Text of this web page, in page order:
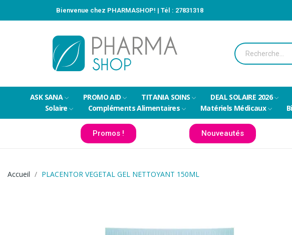
Bienvenue chez PHARMASHOP! | Tél : 27831318
ASK SANA PROMO AID TITANIA SOINS DEAL SOLAIRE 2026
Solaire
Compléments Alimentaires Matériels Médicaux
Promos ! Nouveautés
Accueil PLACENTOR VEGETAL GEL NETTOYANT 150ML